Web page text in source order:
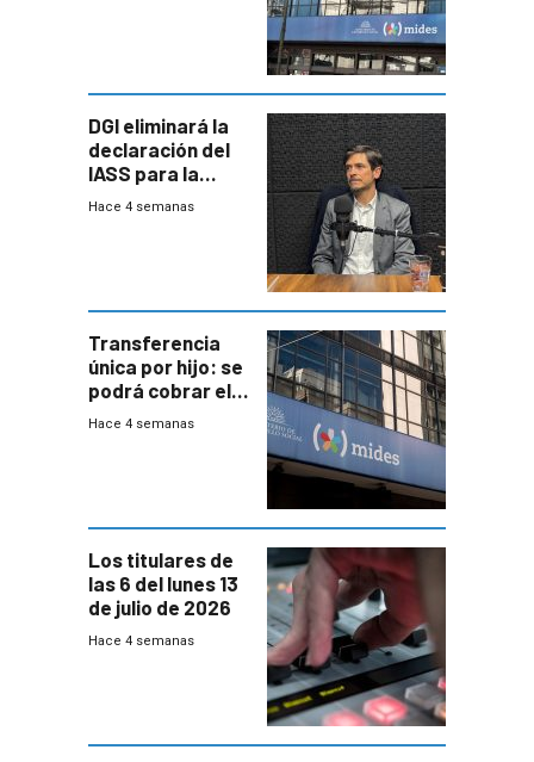
DGI eliminará la
declaración del
IASS para la
mayoría de los
Hace 4 semanas
Transferencia
única por hijo: se
podrá cobrar el
100% en efectivo
Hace 4 semanas
Los titulares de
las 6 del lunes 13
de julio de 2026
Hace 4 semanas